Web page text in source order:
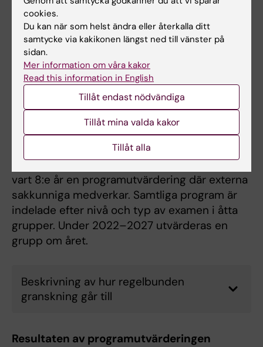
året.
Beskrivning av hur återrapporteringen
går till
Regelbunden granskning
Regelbunden granskning av KI:s alla program
på grundnivå och avancerad nivå innebär att
från och med 2022 genomgår alla program
vart 8:e år en programutvärdering där externa
sakkunniga medverkar. Samtliga program är
indelade efter nivå och typ av examen i åtta
grupper. Under 2022–2027 utvärderas en
grupp om året.
Beskrivning av hur regelbunden
granskning går till
Resultaten av programutvärderingen
cookies.
Du kan när som helst ändra eller återkalla ditt
samtycke via kakikonen längst ned till vänster på
sidan.
Mer information om våra kakor
Read this information in English
Tillåt endast nödvändiga
Tillåt mina valda kakor
Tillåt alla